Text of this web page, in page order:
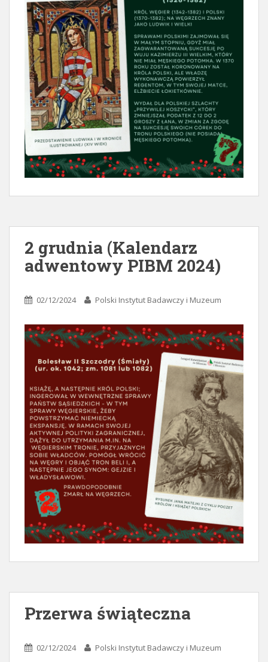
2 grudnia (Kalendarz
adwentowy PIBM 2024)
02/12/2024 Polski Instytut Badawczy i Muzeum
Przerwa świąteczna
02/12/2024 Polski Instytut Badawczy i Muzeum